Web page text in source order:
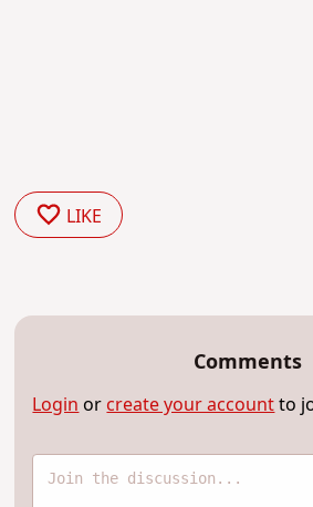
LIKE
Comments
Login or create your accountto